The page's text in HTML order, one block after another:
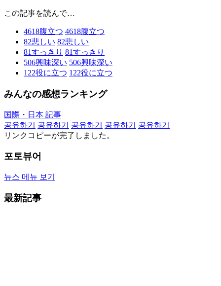
この記事を読んで…
4618腹立つ 4618腹立つ
82悲しい 82悲しい
81すっきり 81すっきり
506興味深い 506興味深い
122役に立つ 122役に立つ
みんなの感想ランキング
国際・日本 記事
공유하기
공유하기 공유하기 공유하기
공유하기
リンクコピーが完了しました。
포토뷰어
뉴스 메뉴 보기
最新記事